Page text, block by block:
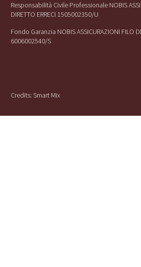
Responsabilità Civile Professionale NOBIS
DIRETTO ERRECI 1505002350/U
Fondo Garanzia NOBIS ASSICURAZIONI FILO
6006002540/S
Credits:Smart Mix